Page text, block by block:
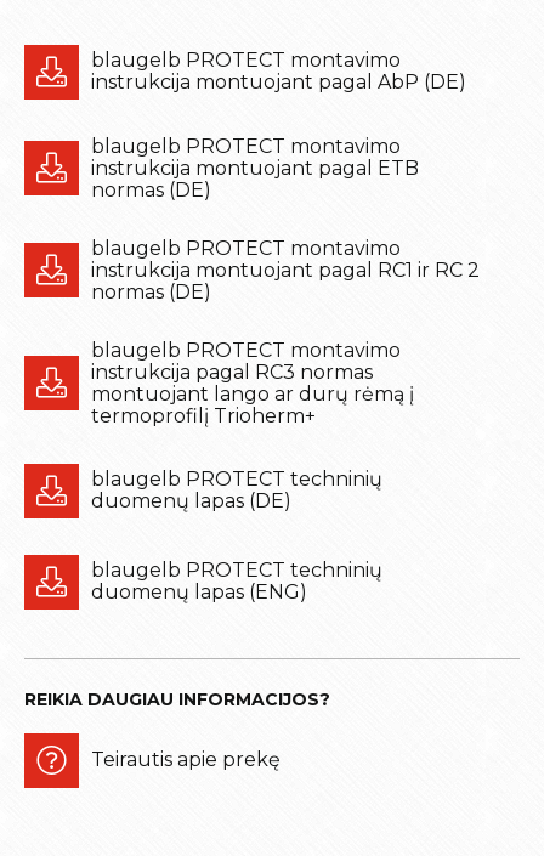
blaugelb PROTECT montavimo
instrukcija montuojant pagal AbP (DE)
blaugelb PROTECT montavimo
instrukcija montuojant pagal ETB
normas (DE)
blaugelb PROTECT montavimo
instrukcija montuojant pagal RC1 ir RC 2
normas (DE)
blaugelb PROTECT montavimo
instrukcija pagal RC3 normas
montuojant lango ar durų rėmą į
termoprofilį Trioherm+
blaugelb PROTECT techninių
duomenų lapas (DE)
blaugelb PROTECT techninių
duomenų lapas (ENG)
REIKIA DAUGIAU INFORMACIJOS?
Teirautis apie prekę